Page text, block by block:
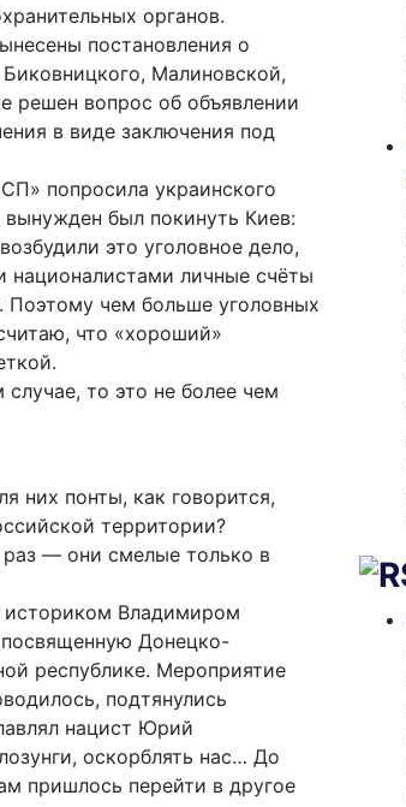
органов.
постановления о
Малиновской,
решен вопрос об объявлении
в виде заключения под
попросила украинского
был покинуть Киев:
это уголовное дело,
националистами личные счёты
Поэтому чем больше уголовных
что «хороший»
то это не более чем
них понты, как говорится,
территории?
— они смелые только в
Владимиром
Донецко-
республике. Мероприятие
подтянулись
нацист Юрий
оскорблять нас… До
пришлось перейти в другое